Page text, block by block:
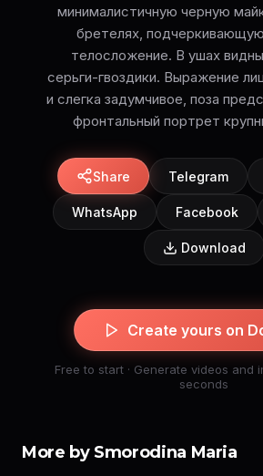
минималистичную черную
бретелях,
телосложение. В ушах
серьги-гвоздики. Выражение
и слегка задумчивое, поза
фронтальный портрет
Share Telegram
WhatsApp Facebook
Download
Create yours on
Free to start · Generate videos and
seconds
More by Smorodina Maria